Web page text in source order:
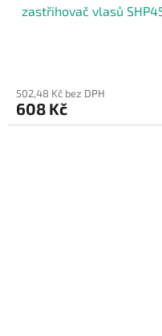
zastřihovač vlasů
502,48 Kč bez DPH
608 Kč